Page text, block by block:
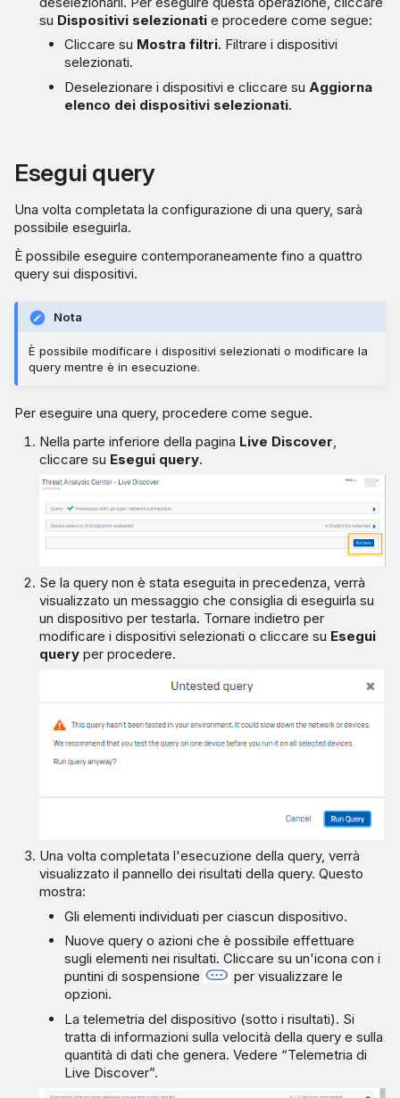
su Dispositivi selezionati e procedere come segue:
Cliccare su Mostra filtri. Filtrare i dispositivi
selezionati.
Deselezionare i dispositivi e cliccare suAggiorna
elenco dei dispositivi selezionati.
Esegui query
Una volta completata la configurazione di una query, sarà
possibile eseguirla.
È possibile eseguire contemporaneamente fino a quattro
query sui dispositivi.
Nota
È possibile modificare i dispositivi selezionati o modificare la
query mentre è in esecuzione.
Per eseguire una query, procedere come segue.
Nella parte inferiore della pagina Live Discover
cliccare su Esegui query.
Se la query non è stata eseguita in precedenza, verrà
visualizzato un messaggio che consiglia di eseguirla su
un dispositivo per testarla. Tornare indietro per
modificare i dispositivi selezionati o cliccare su Esegui
query per procedere.
Una volta completata l'esecuzione della query, verrà
visualizzato il pannello dei risultati della query. Questo
mostra:
Gli elementi individuati per ciascun dispositivo.
Nuove query o azioni che è possibile effettuare
sugli elementi nei risultati. Cliccare su un'icona con i
puntini di sospensione
per visualizzare le
opzioni.
La telemetria del dispositivo (sotto i risultati). Si
tratta di informazioni sulla velocità della query e sulla
quantità di dati che genera. Vedere “Telemetria di
Live Discover”.